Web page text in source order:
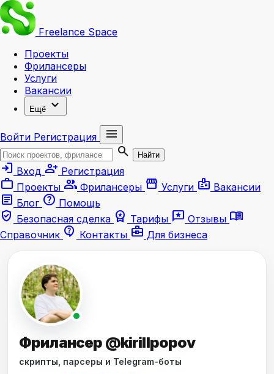
Freelance Space
Проекты
Фрилансеры
Услуги
Вакансии
Ещё expand_more
Войти Регистрация
menu
search
Найти
login Вход person_add Регистрация
work Проекты group Фрилансеры storefront Услуги badge Вакансии
article Блог help Помощь
verified_user Безопасная сделка workspace_premium Тарифы reviews Отзывы menu_book
Справочник contact_support Контакты business_center Для бизнеса
Фрилансер @kirillpopov
скрипты, парсеры и Telegram-боты